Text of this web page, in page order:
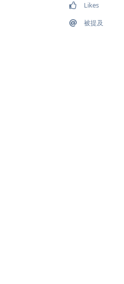
Likes
被提及